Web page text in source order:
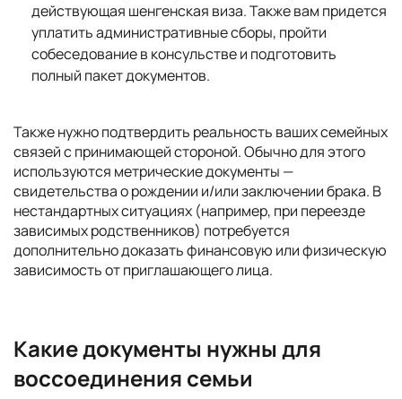
действующая шенгенская виза. Также вам придется
уплатить административные сборы, пройти
собеседование в консульстве и подготовить
полный пакет документов.
Также нужно подтвердить реальность ваших семейных
связей с принимающей стороной. Обычно для этого
используются метрические документы —
свидетельства о рождении и/или заключении брака. В
нестандартных ситуациях (например, при переезде
зависимых родственников) потребуется
дополнительно доказать финансовую или физическую
зависимость от приглашающего лица.
Какие документы нужны для
воссоединения семьи